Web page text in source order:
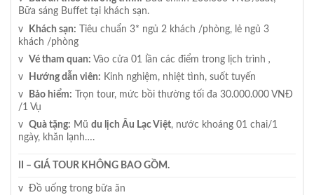
Bữa sáng Buffet tại khách sạn.
v
Khách sạn: Tiêu chuẩn 3* ngủ 2 khách /phòng, lẻ ngủ 3
khách /phòng
v Vé tham quan: Vào cửa 01 lần các điểm trong lịch trình ,
v
Hướng dẫn viên: Kinh nghiệm, nhiệt tình, suốt tuyến
v
Bảo hiểm: Trọn tour, mức bồi thường tối đa 30.000.000 VNĐ
/1 Vụ
v Quà tặng: Mũ du lịch Âu Lạc Việt, nước khoáng 01 chai/1
ngày, khăn lạnh….
II – GIÁ TOUR KHÔNG BAO GỒM.
v Đồ uống trong bữa ăn